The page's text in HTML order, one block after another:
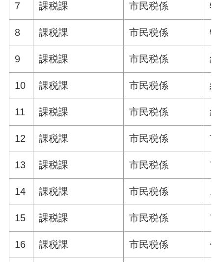
7 課税課 市民税係
8 課税課 市民税係
9 課税課 市民税係
10 課税課 市民税係
11 課税課 市民税係
12 課税課 市民税係
13 課税課 市民税係
14 課税課 市民税係
15 課税課 市民税係
16 課税課 市民税係